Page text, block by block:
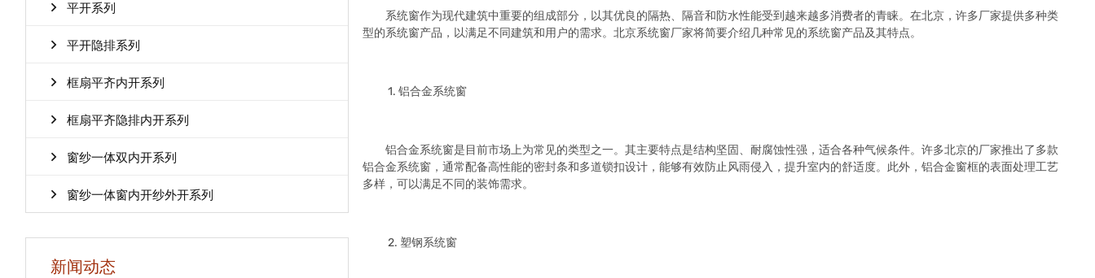
平开系列
平开隐排系列
框扇平齐内开系列
框扇平齐隐排内开系列
窗纱一体双内开系列
窗纱一体窗内开纱外开系列
新闻动态
系统窗作为现代建筑中重要的组成部分，以其优良的隔热、隔音和防水性能受到越来越多消费者的青睐。在北京，许多厂家提供多种类
型的系统窗产品，以满足不同建筑和用户的需求。北京系统窗厂家将简要介绍几种常见的系统窗产品及其特点。
1. 铝合金系统窗
铝合金系统窗是目前市场上为常见的类型之一。其主要特点是结构坚固、耐腐蚀性强，适合各种气候条件。许多北京的厂家推出了多款
铝合金系统窗，通常配备高性能的密封条和多道锁扣设计，能够有效防止风雨侵入，提升室内的舒适度。此外，铝合金窗框的表面处理工艺
多样，可以满足不同的装饰需求。
2. 塑钢系统窗